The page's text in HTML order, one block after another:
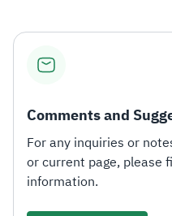
Comments and
For any inquiries or
or current page, please
information.